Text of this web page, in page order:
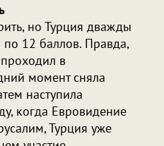
но Турция дважды
12 баллов. Правда,
в
момент сняла
наступила
когда Евровидение
Турция уже